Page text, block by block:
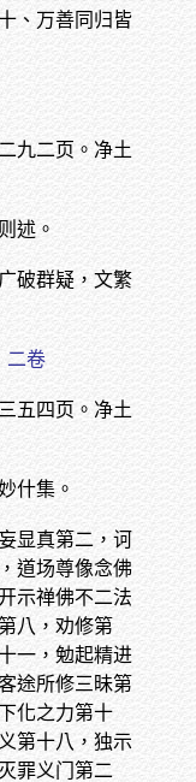
、万善同归皆
九二页。净土
述。
破群疑，文繁
二卷
五四页。净土
什集。
显真第二，诃
道场尊像念佛
示禅佛不二法
八，劝修第
一，勉起精进
途所修三昧第
化之力第十
第十八，独示
罪义门第二